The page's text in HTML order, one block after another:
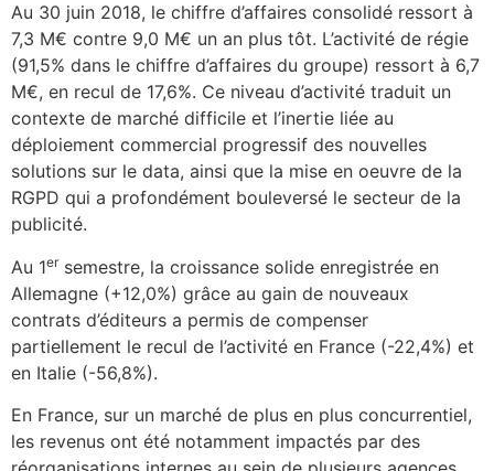
Au 30 juin 2018, le chiffre d’affaires consolidé ressort à
7,3 M€ contre 9,0 M€ un an plus tôt. L’activité de régie
(91,5% dans le chiffre d’affaires du groupe) ressort à 6,7
M€, en recul de 17,6%. Ce niveau d’activité traduit un
contexte de marché difficile et l’inertie liée au
déploiement commercial progressif des nouvelles
solutions sur le data, ainsi que la mise en oeuvre de la
RGPD qui a profondément bouleversé le secteur de la
publicité.
Au 1ersemestre, la croissance solide enregistrée en
Allemagne (+12,0%) grâce au gain de nouveaux
contrats d’éditeurs a permis de compenser
partiellement le recul de l’activité en France (-22,4%) et
en Italie (-56,8%).
En France, sur un marché de plus en plus concurrentiel,
les revenus ont été notamment impactés par des